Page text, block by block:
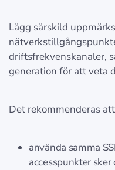
Lägg särskild
driftsfrekvenskanaler,
generation för att veta
Det rekommenderas
använda samma
accesspunkter sker